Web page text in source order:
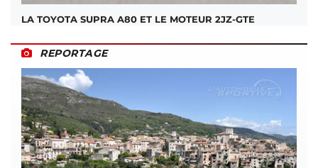
LA TOYOTA SUPRA A80 ET LE MOTEUR 2JZ-GTE
REPORTAGE